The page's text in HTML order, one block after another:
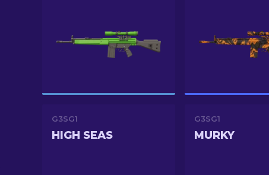
G3SG1
HIGH SEAS
G3SG1
MURKY